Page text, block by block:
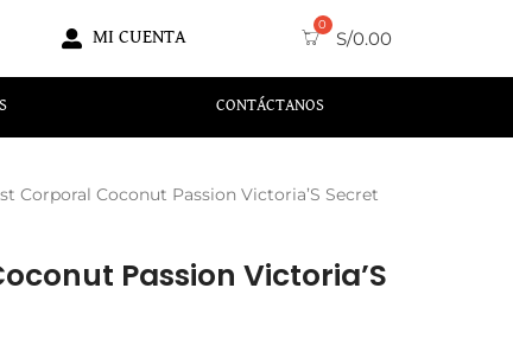
MI CUENTA S/0.00
CONTÁCTANOS
Corporal Coconut Passion Victoria’S Secret
Passion Victoria’S